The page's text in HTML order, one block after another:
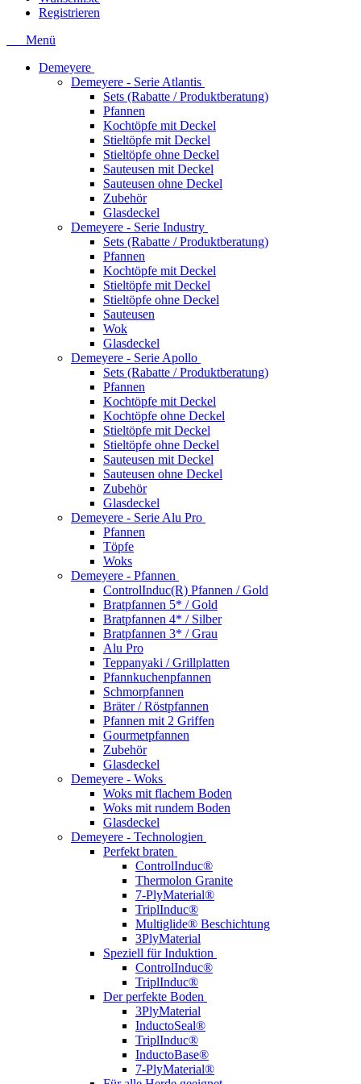
Registrieren
Menü
Demeyere
Demeyere - Serie Atlantis
Sets (Rabatte / Produktberatung)
Pfannen
Kochtöpfe mit Deckel
Stieltöpfe mit Deckel
Stieltöpfe ohne Deckel
Sauteusen mit Deckel
Sauteusen ohne Deckel
Zubehör
Glasdeckel
Demeyere - Serie Industry
Sets (Rabatte / Produktberatung)
Pfannen
Kochtöpfe mit Deckel
Stieltöpfe mit Deckel
Stieltöpfe ohne Deckel
Sauteusen
Wok
Glasdeckel
Demeyere - Serie Apollo
Sets (Rabatte / Produktberatung)
Pfannen
Kochtöpfe mit Deckel
Kochtöpfe ohne Deckel
Stieltöpfe mit Deckel
Stieltöpfe ohne Deckel
Sauteusen mit Deckel
Sauteusen ohne Deckel
Zubehör
Glasdeckel
Demeyere - Serie Alu Pro
Pfannen
Töpfe
Woks
Demeyere - Pfannen
ControlInduc(R) Pfannen / Gold
Bratpfannen 5* / Gold
Bratpfannen 4* / Silber
Bratpfannen 3* / Grau
Alu Pro
Teppanyaki / Grillplatten
Pfannkuchenpfannen
Schmorpfannen
Bräter / Röstpfannen
Pfannen mit 2 Griffen
Gourmetpfannen
Zubehör
Glasdeckel
Demeyere - Woks
Woks mit flachem Boden
Woks mit rundem Boden
Glasdeckel
Demeyere - Technologien
Perfekt braten
ControlInduc®
Thermolon Granite
7-PlyMaterial®
TriplInduc®
Multiglide® Beschichtung
3PlyMaterial
Speziell für Induktion
ControlInduc®
TriplInduc®
Der perfekte Boden
3PlyMaterial
InductoSeal®
TriplInduc®
InductoBase®
7-PlyMaterial®